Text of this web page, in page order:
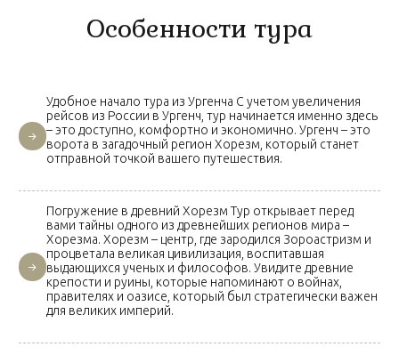
Особенности тура
Удобное начало тура из Ургенча С учетом увеличения
рейсов из России в Ургенч, тур начинается именно здесь
– это доступно, комфортно и экономично. Ургенч – это
ворота в загадочный регион Хорезм, который станет
отправной точкой вашего путешествия.
Погружение в древний Хорезм Тур открывает перед
вами тайны одного из древнейших регионов мира –
Хорезма. Хорезм – центр, где зародился Зороастризм и
процветала великая цивилизация, воспитавшая
выдающихся ученых и философов. Увидите древние
крепости и руины, которые напоминают о войнах,
правителях и оазисе, который был стратегически важен
для великих империй.